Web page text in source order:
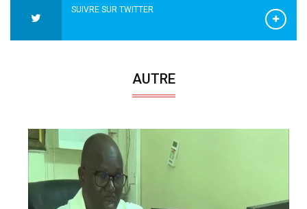
SUIVRE SUR TWITTER
AUTRE